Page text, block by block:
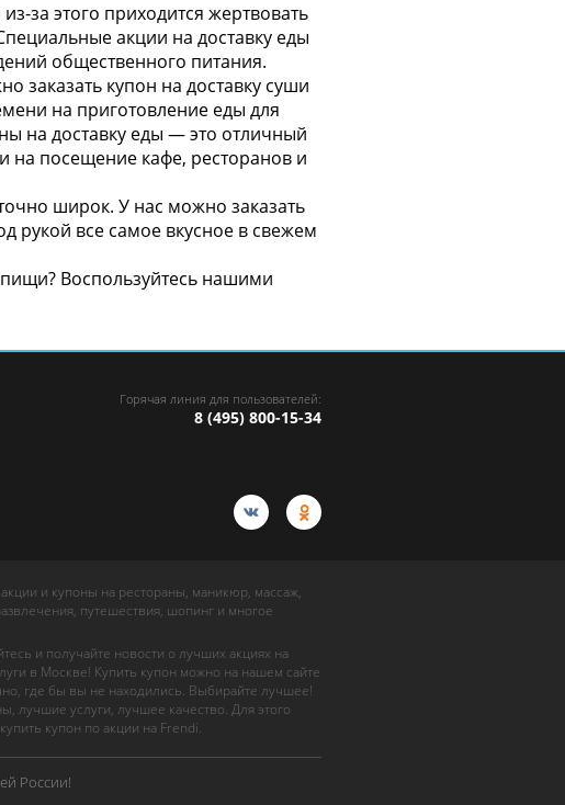
за этого приходится жертвовать
акции на доставку еды
общественного питания.
заказать купон на доставку суши
на приготовление еды для
на доставку еды — это отличный
на посещение кафе, ресторанов и
широк. У нас можно заказать
рукой все самое вкусное в свежем
Воспользуйтесь нашими
Горячая линия для пользователей:
8 (495) 800-15-34
акции и купоны на рестораны, маникюр, массаж,
путешествия, шопинг и многое
и получайте новости о лучших акциях на
в Москве! Купить купон можно на нашем сайте
где бы вы не находились. Выбирайте лучшее!
лучшие услуги, лучшее качество. Для этого
купон по акции на Frendi.
России!